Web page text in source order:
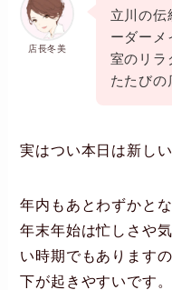
店長冬美
立川の伝
ーダーメ
室のリラ
たたびの
実はつい本日は新し
年内もあとわずかと
年末年始は忙しさや
い時期でもあります
下が起きやすいです